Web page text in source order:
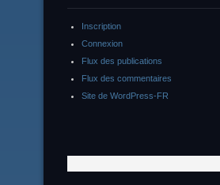
Inscription
Connexion
Flux des publications
Flux des commentaires
Site de WordPress-FR